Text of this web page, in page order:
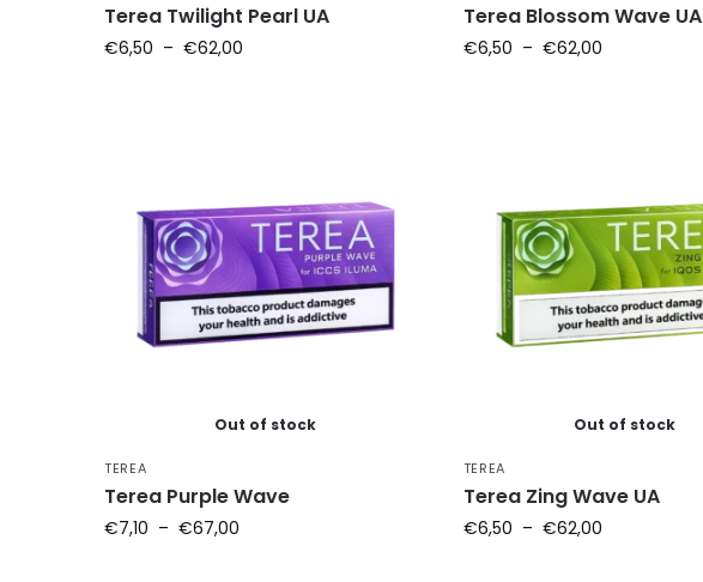
Terea Twilight Pearl UA
€6,50 – €62,00
Terea Blossom Wave UA
€6,50 – €62,00
Out of stock
TEREA
Terea Purple Wave
€7,10 – €67,00
Out of stock
TEREA
Terea Zing Wave UA
€6,50 – €62,00